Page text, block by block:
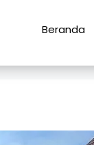
Beranda